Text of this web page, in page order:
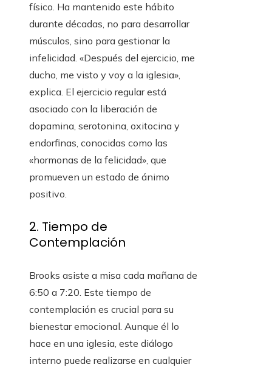
físico. Ha mantenido este hábito
durante décadas, no para desarrollar
músculos, sino para gestionar la
infelicidad. «Después del ejercicio, me
ducho, me visto y voy a la iglesia»,
explica. El ejercicio regular está
asociado con la liberación de
dopamina, serotonina, oxitocina y
endorfinas, conocidas como las
«hormonas de la felicidad», que
promueven un estado de ánimo
positivo.
2. Tiempo de
Contemplación
Brooks asiste a misa cada mañana de
6:50 a 7:20. Este tiempo de
contemplación es crucial para su
bienestar emocional. Aunque él lo
hace en una iglesia, este diálogo
interno puede realizarse en cualquier